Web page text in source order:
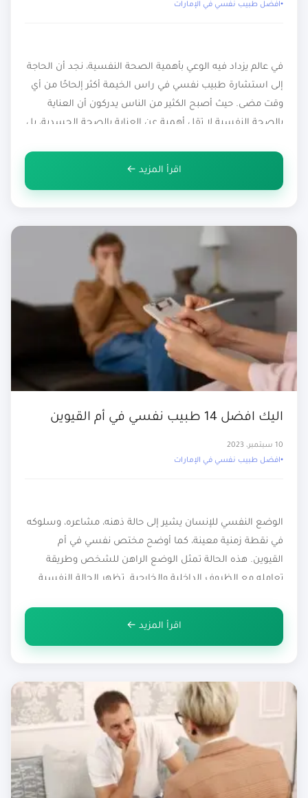
افضل طبيب نفسي في الإمارات
في عالم يزداد فيه الوعي بأهمية الصحة النفسية، نجد أن الحاجة
إلى استشارة طبيب نفسي في راس الخيمة أكثر إلحاحًا من أي
وقت مضى. حيث أصبح الكثير من الناس يدركون أن العناية
بالصحة النفسية لا تقل أهمية عن العناية بالصحة الجسدية، بل
الاستشارات النفسية في راس […]
اقرأ المزيد ←
اليك افضل 14 طبيب نفسي في أم القيوين
10 سبتمبر، 2023
افضل طبيب نفسي في الإمارات
الوضع النفسي للإنسان يشير إلى حالة ذهنه، مشاعره، وسلوكه
في نقطة زمنية معينة، كما أوضح مختص نفسي في أم
القيوين. هذه الحالة تمثل الوضع الراهن للشخص وطريقة
تعامله مع الظروف الداخلية والخارجية. تظهر الحالة النفسية
وغيرها من المشاعر. الوضع النفسي للفرد قابل للتغير باستمرار
اقرأ المزيد ←